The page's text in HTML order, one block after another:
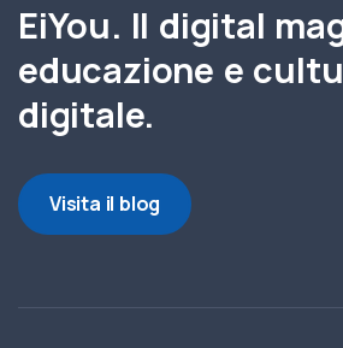
EiYou. Il digital
educazione e
digitale.
Visita il blog